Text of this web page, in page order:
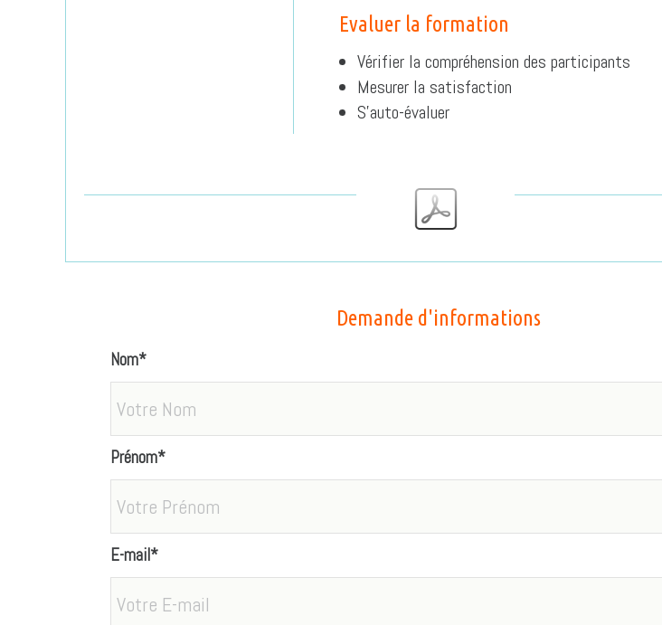
Evaluer la formation
Vérifier la compréhension des participants
Mesurer la satisfaction
S’auto-évaluer
Demande d'informations
Nom*
Prénom*
E-mail*